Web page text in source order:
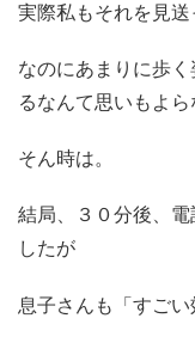
実際私もそれを見送
なのにあまりに歩
るなんて思いもよら
そん時は。
結局、３０分後、
したが
息子さんも「すごい